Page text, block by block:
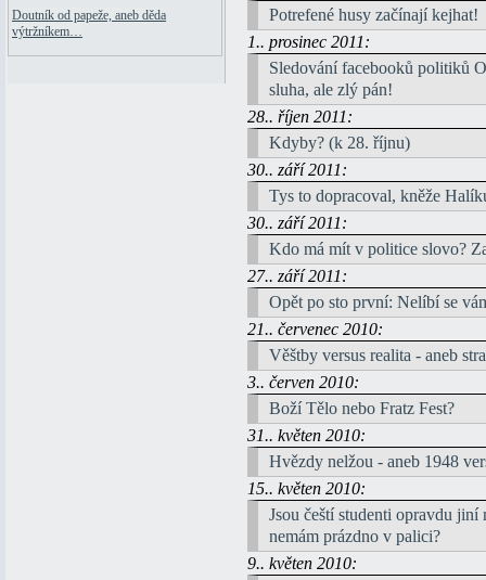
Doutník od papeže, aneb děda
výtržníkem…
Potrefené husy začínají kejhat!
1.. prosinec 2011:
Sledování facebooků politiků
sluha, ale zlý pán!
28.. říjen 2011:
Kdyby? (k 28. říjnu)
30.. září 2011:
Tys to dopracoval, kněže
30.. září 2011:
Kdo má mít v politice slovo?
27.. září 2011:
Opět po sto první: Nelíbí se
21.. červenec 2010:
Věštby versus realita - aneb
3.. červen 2010:
Boží Tělo nebo Fratz Fest?
31.. květen 2010:
Hvězdy nelžou - aneb 1948
15.. květen 2010:
Jsou čeští studenti opravdu
nemám prázdno v palici?
9.. květen 2010: